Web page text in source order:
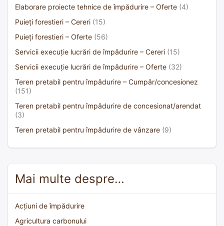
Elaborare proiecte tehnice de împădurire – Oferte (4)
Puieți forestieri – Cereri (15)
Puieți forestieri – Oferte (56)
Servicii execuție lucrări de împădurire – Cereri (15)
Servicii execuție lucrări de împădurire – Oferte (32)
Teren pretabil pentru împădurire – Cumpăr/concesionez
(151)
Teren pretabil pentru împădurire de concesionat/arendat
(3)
Teren pretabil pentru împădurire de vânzare (9)
Mai multe despre…
Acțiuni de împădurire
Agricultura carbonului